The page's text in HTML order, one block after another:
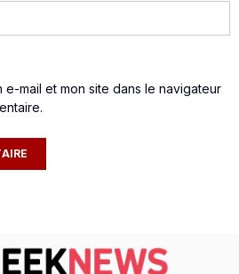
e-mail et mon site dans le navigateur